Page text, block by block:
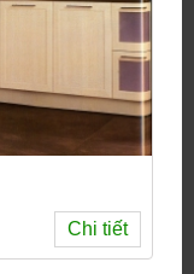
Chi tiết